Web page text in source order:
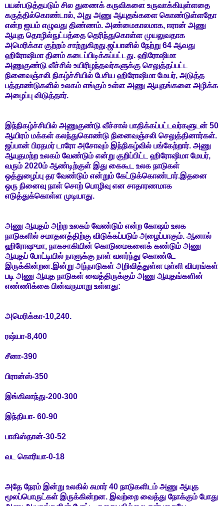
பயன்படுத்தபடும் சில துணைக் கருவிகளை உருவாக்கியுள்ளதை
கருத்தில்கொண்டால், அது அணு ஆயுதங்களை கொண்டுள்ளதோ
என்ற ஐயம் எழுவது திண்ணம். அண்மைகாலமாக, ஈரான் அணு
ஆயுத தொழில்நுட்பத்தை தெரிந்துகொள்ள முயலுவதாக
அமெரிக்கா குற்றம் சாற்றுகிறது.ஜப்பானில் நேற்று 64 ஆவது
ஹிரோஷிமா தினம் கடைப்பிடிக்கப்பட்டது. ஹிரோஷிமா
அணுகுண்டு வீச்சில் உயிரிழந்தவர்களுக்கு செலுத்தப்பட்ட
நினைவஞ்சலி நிகழ்ச்சியில் பேசிய ஹிரோஷிமா மேயர், அடுத்த
பத்தாண்டுகளில் உலகம் எங்கும் உள்ள அணு ஆயுதங்களை அழிக்க
அழைப்பு விடுத்தார்.
இந்நிகழ்ச்சியில் அணுகுண்டு வீச்சால் பாதிக்கப்பட்டவர்களுடன் 50
ஆயிரம் மக்கள் கலந்துகொண்டு நினைவஞ்சலி செலுத்தினார்கள்.
ஜப்பான் பிரதமர் டாரோ அசோவும் இந்நிகழ்வில் பங்கேற்றார். அணு
ஆயுதமற்ற உலகம் வேண்டும் என்று குறிப்பிட்ட ஹிரோஷிமா மேயர்,
வரும் 2020ம் ஆண்டிற்குள் இது கைகூட உலக நாடுகள்
ஒத்துழைப்பு தர வேண்டும் என்றும் கேட்டுக்கொண்டார்.இதனை
ஒரு நினைவு நாள் சொற் பொழிவு என சாதாரணமாக
எடுத்துக்கொள்ள முடியாது.
அணு ஆயுதம் அற்ற உலகம் வேண்டும் என்ற கோஷம் உலக
நாடுகளில் சமாதனத்திற்கு விடுக்கப்படும் அழைப்பாகும். ஆனால்
ஹிரோஷுமா, நாகசாகியின் கொடுமைகளைக் கண்டும் அணு
ஆயுதப் போட்டியில் நாளுக்கு நாள் வளர்ந்து கொண்டே
இருக்கின்றன.இன்று அந்நாடுகள் அறிவித்துள்ள புள்ளி விபரங்கள்
படி அணு ஆயுத நாடுகள் வைத்திருக்கும் அணு ஆயுதங்களின்
எண்ணிக்கை பின்வருமாறு உள்ளது:
அமெரிக்கா-10,240.
ரஷ்யா-8,400
சீனா-390
பிரான்ஸ்-350
இங்கிலாந்து-200-300
இந்தியா- 60-90
பாகிஸ்தான்-30-52
வட கொரியா-0-18
அதே நேரம் இன்று உலகில் சுமார் 40 நாடுகளிடம் அணு ஆயுத
மூலப்பொருட்கள் இருக்கின்றன. இவற்றை வைத்து நோக்கும் போது